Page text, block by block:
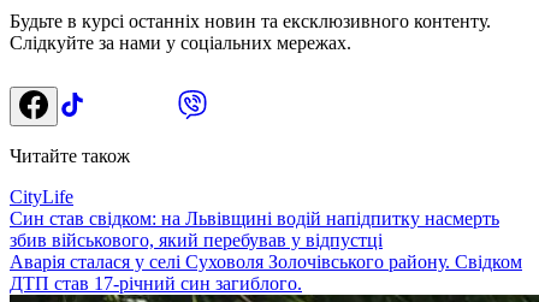
Будьте в курсі останніх новин та ексклюзивного контенту.
Слідкуйте за нами у соціальних мережах.
Читайте також
CityLife
Син став свідком: на Львівщині водій напідпитку насмерть
збив військового, який перебував у відпустці
Аварія сталася у селі Суховоля Золочівського району. Свідком
ДТП став 17-річний син загиблого.